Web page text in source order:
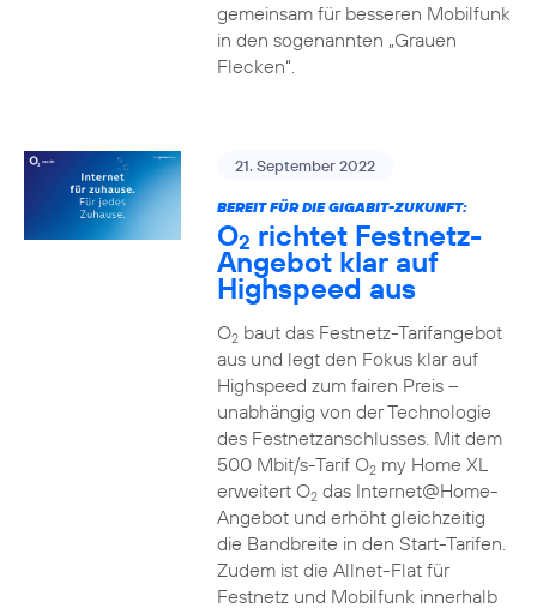
gemeinsam für besseren Mobilfunk
in den sogenannten „Grauen
Flecken“.
21. September 2022
BEREIT FÜR DIE GIGABIT-ZUKUNFT:
O2 richtet Festnetz-
Angebot klar auf
Highspeed aus
O2baut das Festnetz-Tarifangebot
aus und legt den Fokus klar auf
Highspeed zum fairen Preis –
unabhängig von der Technologie
des Festnetzanschlusses. Mit dem
500 Mbit/s-Tarif O2my Home XL
erweitert O2das Internet@Home-
Angebot und erhöht gleichzeitig
die Bandbreite in den Start-Tarifen.
Zudem ist die Allnet-Flat für
Festnetz und Mobilfunk innerhalb